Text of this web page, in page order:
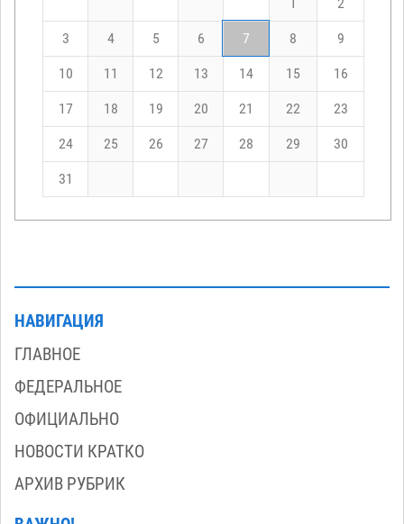
1 2
3 4 5 6 7 8 9
10 11 12 13 14 15 16
17 18 19 20 21 22 23
24 25 26 27 28 29 30
31
НАВИГАЦИЯ
ГЛАВНОЕ
ФЕДЕРАЛЬНОЕ
ОФИЦИАЛЬНО
НОВОСТИ КРАТКО
АРХИВ РУБРИК